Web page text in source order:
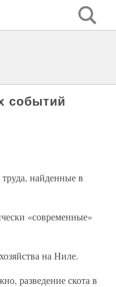
событий
найденные в
«современные»
на Ниле.
разведение скота в